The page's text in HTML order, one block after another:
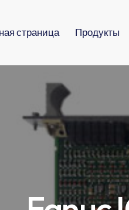
страница Продукты